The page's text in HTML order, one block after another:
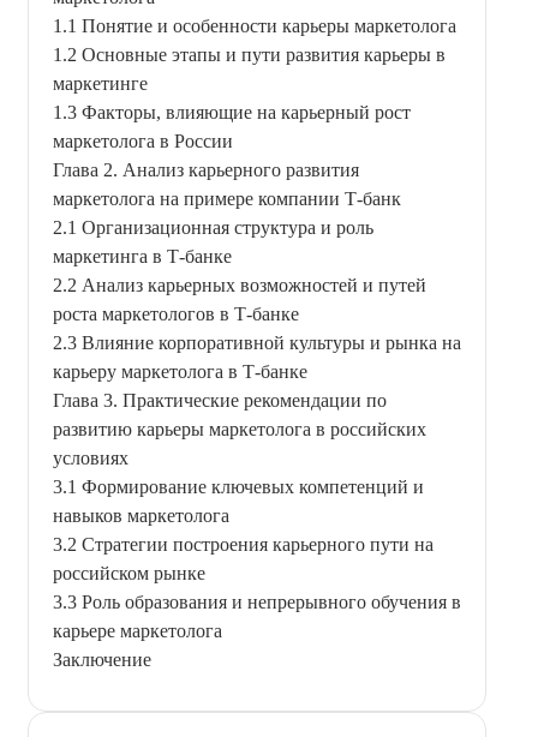
1.1 Понятие и особенности карьеры маркетолога
1.2 Основные этапы и пути развития карьеры в
маркетинге
1.3 Факторы, влияющие на карьерный рост
маркетолога в России
Глава 2. Анализ карьерного развития
маркетолога на примере компании Т-банк
2.1 Организационная структура и роль
маркетинга в Т-банке
2.2 Анализ карьерных возможностей и путей
роста маркетологов в Т-банке
2.3 Влияние корпоративной культуры и рынка на
карьеру маркетолога в Т-банке
Глава 3. Практические рекомендации по
развитию карьеры маркетолога в российских
условиях
3.1 Формирование ключевых компетенций и
навыков маркетолога
3.2 Стратегии построения карьерного пути на
российском рынке
3.3 Роль образования и непрерывного обучения в
карьере маркетолога
Заключение